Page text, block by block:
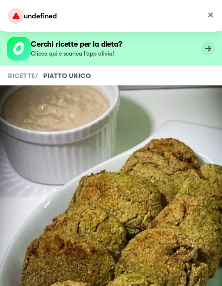
undefined
Cerchi ricette per la dieta?
Clicca qui e scarica l’app olivia!
RICETTE/ PIATTO UNICO